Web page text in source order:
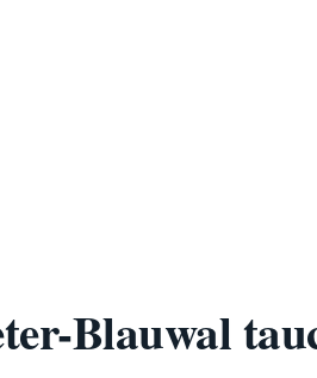
Blauwal